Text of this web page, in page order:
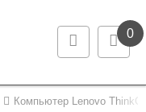
0
Компьютер Lenovo